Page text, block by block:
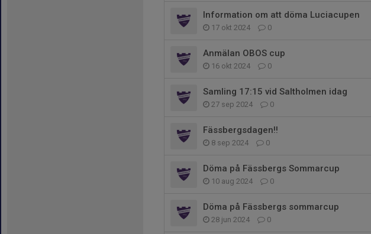
Information om att döma Luciacupen
17 okt 2024 0
Anmälan OBOS cup
16 okt 2024 0
Samling 17:15 vid Saltholmen idag
27 sep 2024 0
Fässbergsdagen!!
8 sep 2024 0
Döma på Fässbergs Sommarcup
10 aug 2024 0
Döma på Fässbergs sommarcup
28 jun 2024 0